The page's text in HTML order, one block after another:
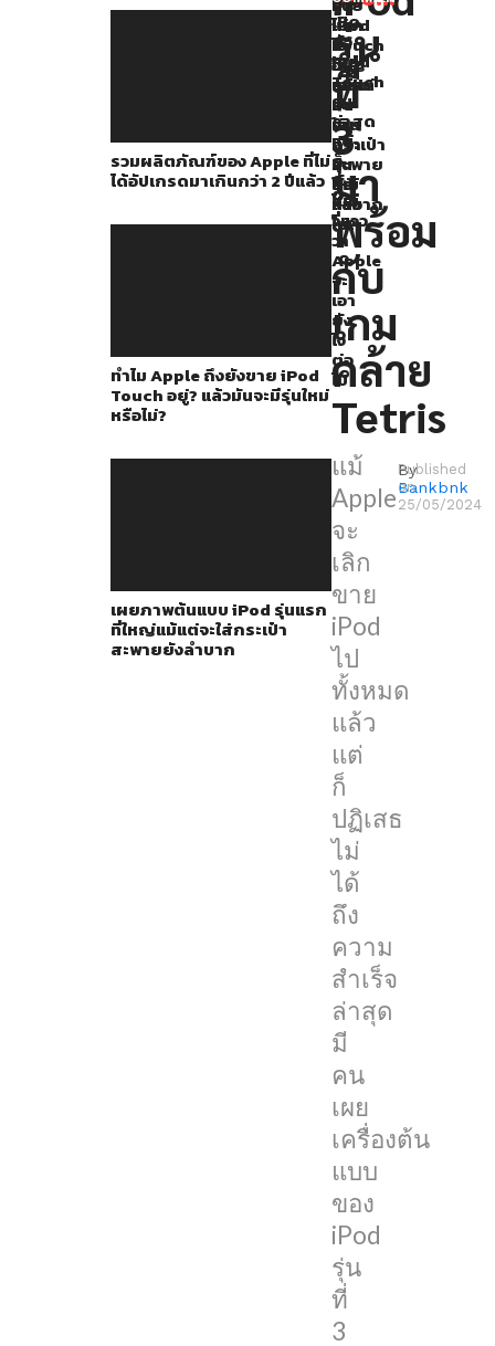
รวมผลิตภัณฑ์ของ Apple ที่ไม่
ได้อัปเกรดมาเกินกว่า 2 ปีแล้ว
ทำไม Apple ถึงยังขาย iPod
Touch อยู่? แล้วมันจะมีรุ่นใหม่
หรือไม่?
เผยภาพต้นแบบ iPod รุ่นแรก
ที่ใหญ่แม้แต่จะใส่กระเป๋า
สะพายยังลำบาก
รุ่น
ที่
3
มา
พร้อม
กับ
เกม
คล้าย
Tetris
แม้
Apple
จะ
เลิก
ขาย
iPod
ไป
ทั้งหมด
แล้ว
แต่
ก็
ปฏิเสธ
ไม่
ได้
ถึง
ความ
สำเร็จ
ล่าสุด
มี
คน
เผย
เครื่องต้น
แบบ
ของ
iPod
รุ่น
ที่
3
By
Bankbnk
Published
on
25/05/2024
จะ
เลิก
ขาย
iPod
ไป
ทั้งหมด
แล้ว
แต่
ก็
ปฏิเสธ
ไม่
ได้
ถึง
ความ
สำเร็จ
ของ
มัน
ที่
เป็น
รากฐาน
ทำให้
Apple
มี
ทุก
วัน
นี้
และ
ล่าสุด
มี
คน
เผย
เครื่องต้น
แบบ
ของ
iPod
รุ่น
ที่
3
ที่มา
พร้อม
กับ
เกม
เปิด
ตัว
iPod
Touch
รุ่น
ล่าสุด
แต่
ก็
ยัง
ไม่มี
วี่แวว
ว่า
Apple
จะ
เอา
ยัง
ไง
ต่อ
ไป
ไม่
ได้
อัป
เกรด
มา
เกิน
กว่า
2
ปี
แล้ว
iPod
Touch
อยู่?
แล้ว
มัน
จะ
มี
รุ่น
ใหม่
หรือ
ไม่?
แรก
ที่
ใหญ่
แม้แต่
จะ
ใส่
กระเป๋า
สะพาย
ยัง
ลำบาก